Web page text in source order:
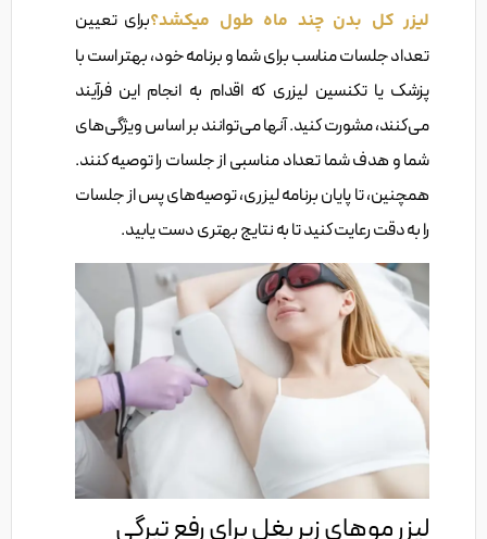
لیزر کل بدن چند ماه طول میکشد؟برای تعیین
تعداد جلسات مناسب برای شما و برنامه خود، بهتر است با
پزشک یا تکنسین لیزری که اقدام به انجام این فرآیند
می‌کنند، مشورت کنید. آنها می‌توانند بر اساس ویژگی‌های
شما و هدف شما تعداد مناسبی از جلسات را توصیه کنند.
همچنین، تا پایان برنامه لیزری، توصیه‌های پس از جلسات
را به دقت رعایت کنید تا به نتایج بهتری دست یابید.
لیزر موهای زیر بغل برای رفع تیرگی